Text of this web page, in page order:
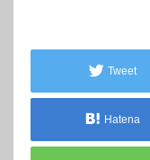
Tweet
Hatena